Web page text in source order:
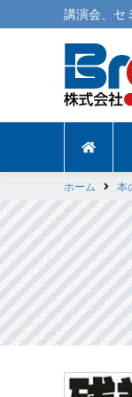
講演会 セ
ホーム 本